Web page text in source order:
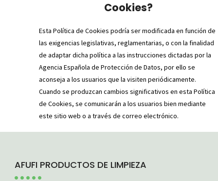
Cookies?
Esta Política de Cookies podría ser modificada en función de
las exigencias legislativas, reglamentarias, o con la finalidad
de adaptar dicha política a las instrucciones dictadas por la
Agencia Española de Protección de Datos, por ello se
aconseja a los usuarios que la visiten periódicamente.
Cuando se produzcan cambios significativos en esta Política
de Cookies, se comunicarán a los usuarios bien mediante
este sitio web o a través de correo electrónico.
AFUFI PRODUCTOS DE LIMPIEZA